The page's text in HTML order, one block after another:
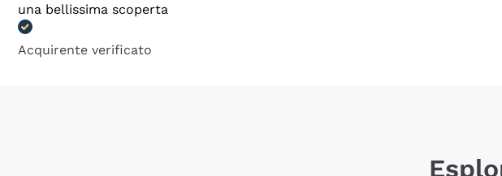
una bellissima scoperta
Acquirente verificato